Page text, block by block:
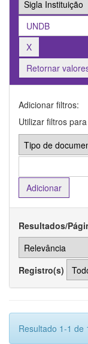
Retornar
Adicionar filtros:
Utilizar filtros
Resultados/
Registro(s)
Resultado 1-1 de